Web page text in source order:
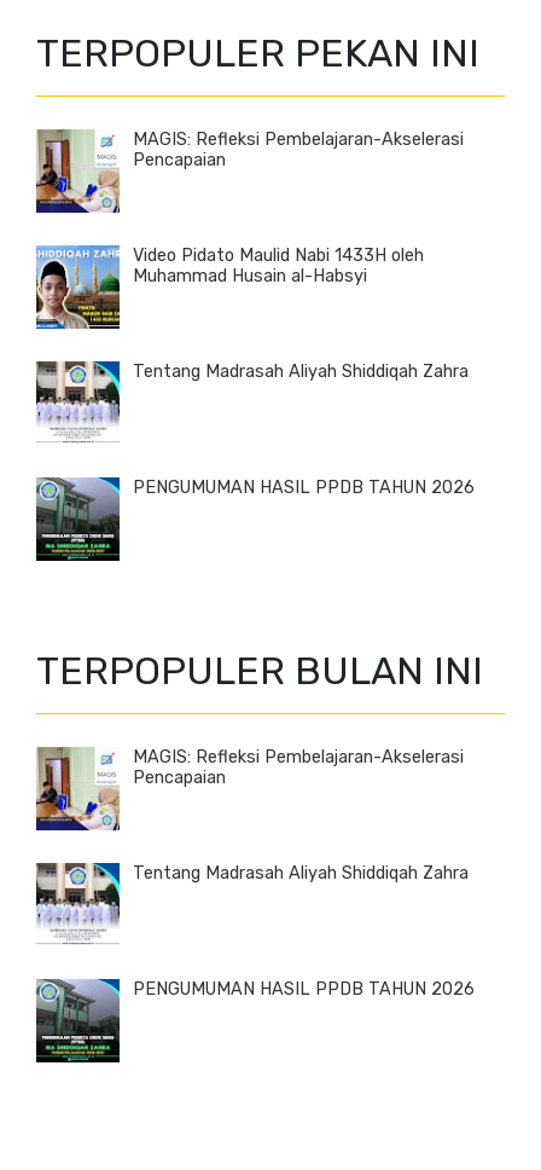
TERPOPULER PEKAN INI
MAGIS: Refleksi Pembelajaran-Akselerasi
Pencapaian
Video Pidato Maulid Nabi 1433H oleh
Muhammad Husain al-Habsyi
Tentang Madrasah Aliyah Shiddiqah Zahra
PENGUMUMAN HASIL PPDB TAHUN 2026
TERPOPULER BULAN INI
MAGIS: Refleksi Pembelajaran-Akselerasi
Pencapaian
Tentang Madrasah Aliyah Shiddiqah Zahra
PENGUMUMAN HASIL PPDB TAHUN 2026